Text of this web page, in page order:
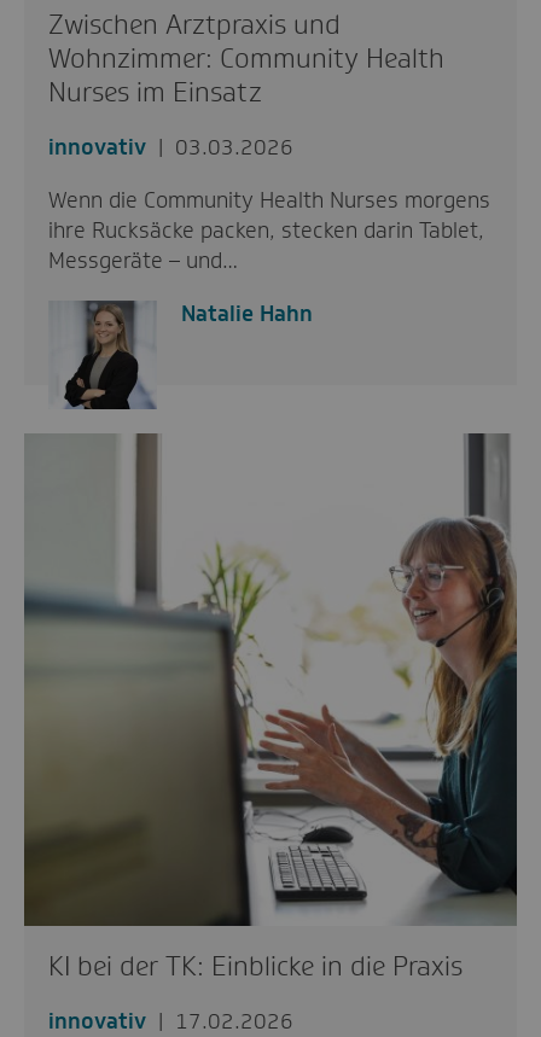
Zwischen Arztpraxis und
Wohnzimmer: Community Health
Nurses im Einsatz
innovativ
03.03.2026
Wenn die Community Health Nurses morgens
ihre Rucksäcke packen, stecken darin Tablet,
Messgeräte – und…
Natalie Hahn
KI bei der TK: Einblicke in die Praxis
innovativ
17.02.2026